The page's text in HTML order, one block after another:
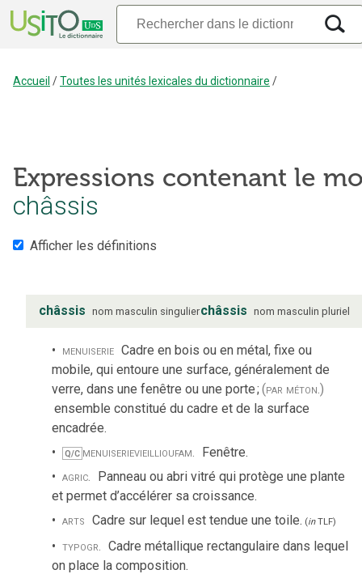
Accueil /Toutes les unités lexicales du dictionnaire /
Expressions contenant le
châssis
Afficher les définitions
châssis nom masculin singulierchâssis nom masculin pluriel
menuiserie Cadre en bois ou en métal, fixe ou
mobile, qui entoure une surface, généralement de
verre, dans une fenêtre ou une porte;(par méton.)
ensemble constitué du cadre et de la surface
encadrée.
Q/C menuiserievieillioufam. Fenêtre.
agric. Panneau ou abri vitré qui protège une plante
et permet d’accélérer sa croissance.
arts Cadre sur lequel est tendue une toile. (inTLF)
typogr. Cadre métallique rectangulaire dans lequel
on place la composition.